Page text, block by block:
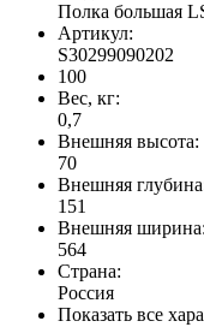
Полка большая
Артикул:
S30299090202
100
Вес, кг:
0,7
Внешняя высота:
70
Внешняя
151
Внешняя ширина:
564
Страна:
Россия
Показать все